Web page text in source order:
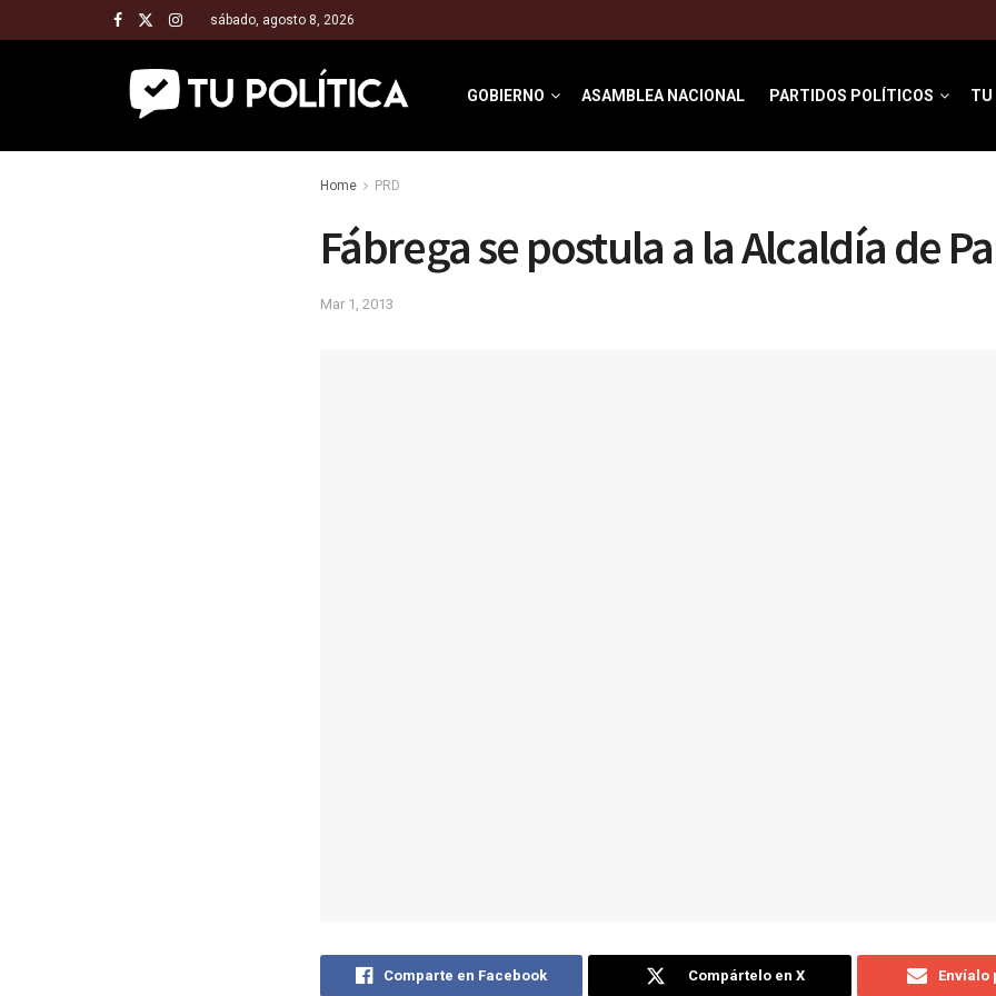
sábado, agosto 8, 2026
GOBIERNO ASAMBLEA NACIONAL PARTIDOS POLÍTICOS TU
Home PRD
Fábrega se postula a la Alcaldía de
Mar 1, 2013
Comparte en Facebook Compártelo en X Envíalo